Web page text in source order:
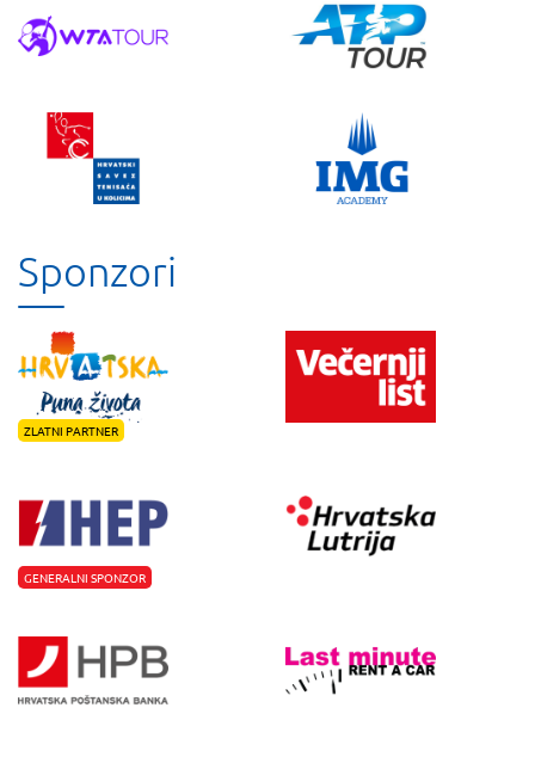
Sponzori
ZLATNI PARTNER
GENERALNI SPONZOR